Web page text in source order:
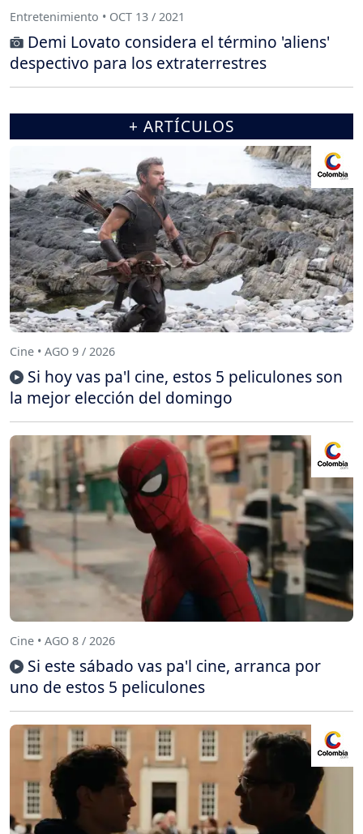
Entretenimiento • OCT 13 / 2021
Demi Lovato considera el término 'aliens'
despectivo para los extraterrestres
+ ARTÍCULOS
Cine • AGO 9 / 2026
Si hoy vas pa'l cine, estos 5 peliculones son
la mejor elección del domingo
Cine • AGO 8 / 2026
Si este sábado vas pa'l cine, arranca por
uno de estos 5 peliculones